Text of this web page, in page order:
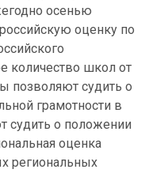
осенью
оценку по
количество школ от
позволяют судить о
грамотности в
судить о положении
оценка
региональных